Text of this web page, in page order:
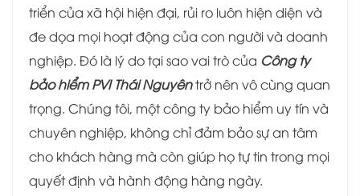
triển của xã hội hiện đại, rủi ro luôn hiện diện và
đe dọa mọi hoạt động của con người và doanh
nghiệp. Đó là lý do tại sao vai trò của Công ty
bảo hiểm PVI Thái Nguyêntrở nên vô cùng quan
trọng. Chúng tôi, một công ty bảo hiểm uy tín và
chuyên nghiệp, không chỉ đảm bảo sự an tâm
cho khách hàng mà còn giúp họ tự tin trong mọi
quyết định và hành động hàng ngày.